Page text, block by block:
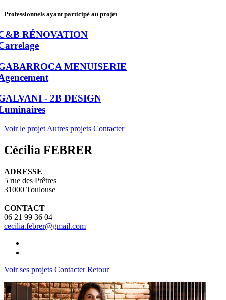
Professionnels ayant participé au projet
RÉNOVATION
MENUISERIE
- 2B DESIGN
Voir le projet Autres projets Contacter
Cécilia FEBRER
ADRESSE
5 rue des Prêtres
31000 Toulouse
CONTACT
06 21 99 36 04
cecilia.febrer@gmail.com
Voir ses projets Contacter Retour